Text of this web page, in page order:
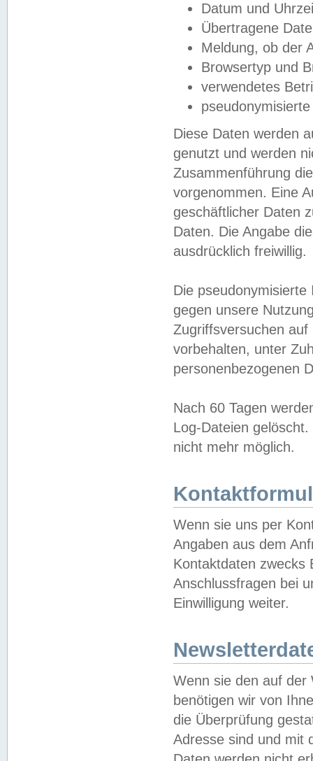
Datum und
Übertragene
Meldung, ob der
Browsertyp und
verwendetes
Diese Daten werden
genutzt und werden
Zusammenführung
vorgenommen. Eine
geschäftlicher Daten
Daten. Die Angabe
ausdrücklich freiwillig.
Die
gegen unsere
Zugriffsversuchen
vorbehalten, unter
personenbezogenen
Nach 60 Tagen
Log-Dateien
nicht mehr möglich.
Wenn sie uns per
Angaben aus dem
Kontaktdaten zwecks
Anschlussfragen bei
Einwilligung weiter.
Wenn sie den auf der
benötigen wir von
die Überprüfung
Adresse sind und mit